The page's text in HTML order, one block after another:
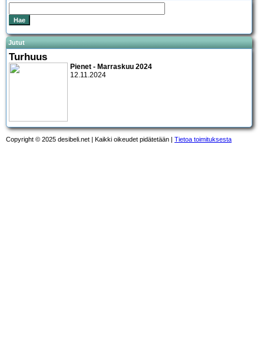
Jutut
Turhuus
Pienet - Marraskuu 2024
12.11.2024
Copyright © 2025 desibeli.net | Kaikki oikeudet pidätetään | Tietoa toimituksesta